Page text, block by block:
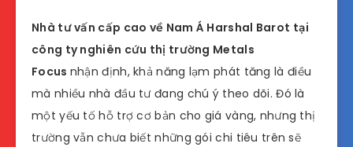
Nhà tư vấn cấp cao về Nam Á Harshal Barot tại
công ty nghiên cứu thị trường Metals
Focus nhận định, khả năng lạm phát tăng là điều
mà nhiều nhà đầu tư đang chú ý theo dõi. Đó là
một yếu tố hỗ trợ cơ bản cho giá vàng, nhưng thị
trường vẫn chưa biết những gói chi tiêu trên sẽ